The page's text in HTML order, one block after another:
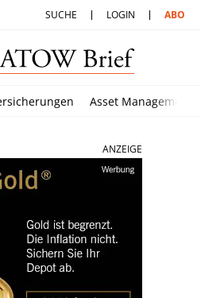
SUCHE LOGIN ABO
Asset Management
ANZEIGE